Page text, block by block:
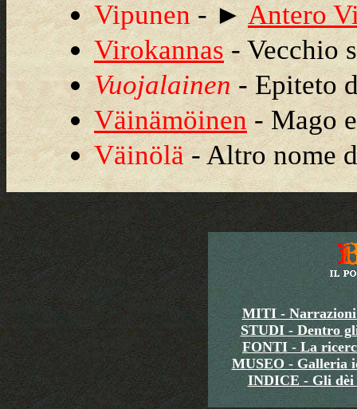
Vipunen- ►Antero
Virokannas- Vecchio
Vuojalainen- Epiteto
Väinämöinen- Mago
Väinölä- Altro
MITI - Narrazioni
STUDI - Dentro
FONTI - La
MUSEO - Galleria
INDICE - Gli dèi